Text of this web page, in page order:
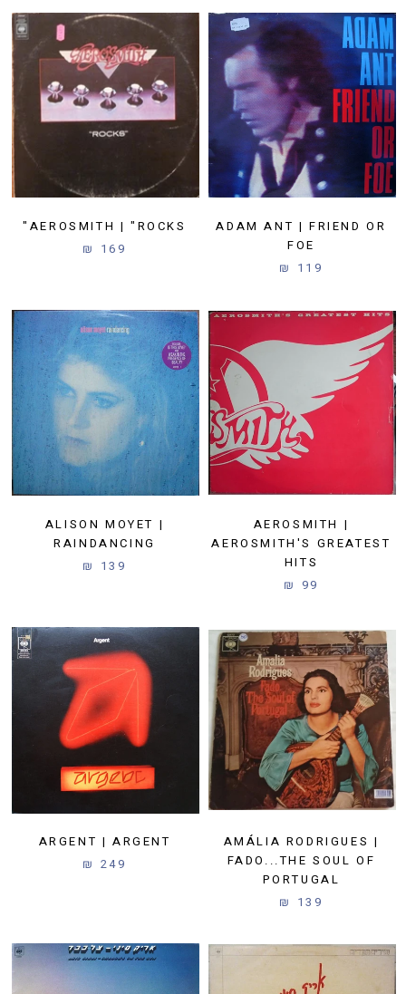
ADAM ANT | FRIEND OR
FOE
119 ₪
AEROSMITH | "ROCKS"
169 ₪
AEROSMITH |
AEROSMITH'S GREATEST
HITS
99 ₪
ALISON MOYET |
RAINDANCING
139 ₪
AMÁLIA RODRIGUES |
FADO...THE SOUL OF
PORTUGAL
139 ₪
ARGENT | ARGENT
249 ₪